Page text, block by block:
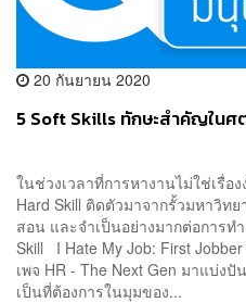
20 กันยายน 2020
5 Soft Skills ทักษะสำคัญในศ
ในช่วงเวลาที่การหางานไม่ใช่เรื่อ
Hard Skill ติดตัวมาจากรั้วมหาวิท
สอน และจำเป็นอย่างมากต่อการท
Skill I Hate My Job: First
เพจ HR - The Next Gen มาแบ่ง
เป็นที่ต้องการในมุมของ...